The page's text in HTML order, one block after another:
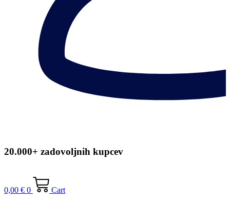
20.000+ zadovoljnih kupcev
0,00 € 0
Cart